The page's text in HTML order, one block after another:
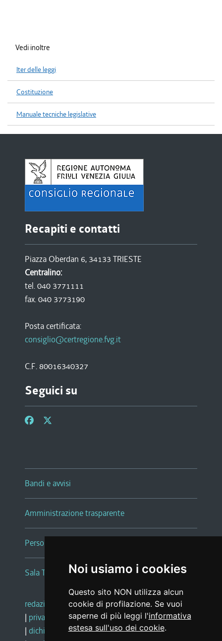
Noi usiamo i cookies
Questo sito NON utilizza alcun
cookie di profilazione. Se vuoi
saperne di più leggi l'informativa
estesa sull'uso dei cookie.
Vedi inoltre
Iter delle leggi
Costituzione
Manuale tecniche legislative
Recapiti e contatti
Piazza Oberdan 6, 34133 TRIESTE
Centralino:
tel. 040 3771111
fax. 040 3773190
Posta certificata:
consiglio@certregione.fvg.it
C.F. 80016340327
Seguici su
Bandi e avvisi
Amministrazione trasparente
Persone e Uffici
Sala Tiziano Tessitori
redazione web |note legali |glossario
| privacy
social media policy
| dichiarazione di accessibilità |feedback